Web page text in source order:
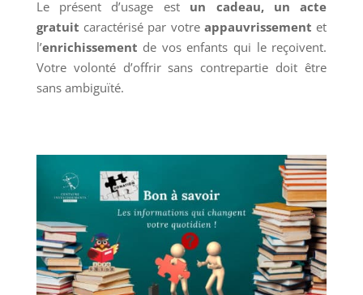
Le présent d’usage est un cadeau, un acte
gratuit caractérisé par votre appauvrissement et
l’enrichissement de vos enfants qui le reçoivent.
Votre volonté d’offrir sans contrepartie doit être
sans ambiguïté.